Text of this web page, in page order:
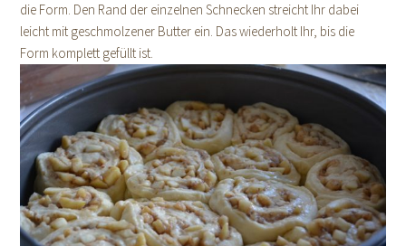
die Form. Den Rand der einzelnen Schnecken streicht Ihr dabei
leicht mit geschmolzener Butter ein. Das wiederholt Ihr, bis die
Form komplett gefüllt ist.